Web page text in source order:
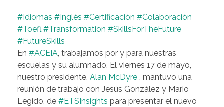
#Idiomas #Inglés #Certificación #Colaboración
#Toefl #Transformation #SkillsForTheFuture
#FutureSkills
En #ACEIA, trabajamos por y para nuestras
escuelas y su alumnado. El viernes 17 de mayo,
nuestro presidente, Alan McDyre , mantuvo una
reunión de trabajo con Jesús González y Mario
Legido, de #ETSInsights para presentar el nuevo